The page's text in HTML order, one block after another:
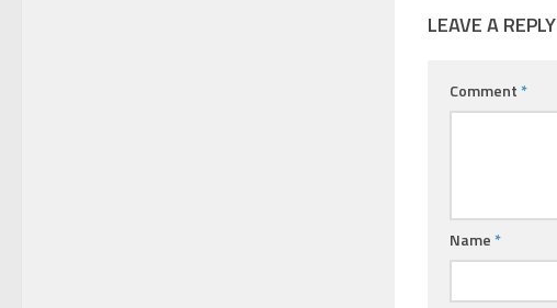
LEAVE A REPLY
Comment *
Name *